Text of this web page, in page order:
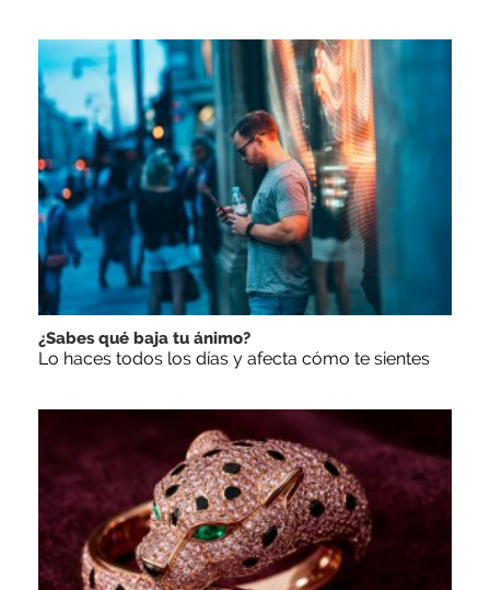
¿Sabes qué baja tu ánimo?
Lo haces todos los días y afecta cómo te sientes